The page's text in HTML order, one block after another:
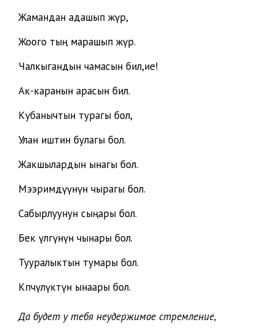
Жамандан адашып жүр,
Жоого тың марашып жүр.
Чалкыгандын чамасын бил,ие!
Ак-каранын арасын бил.
Кубанычтын турагы бол,
Улан иштин булагы бол.
Жакшылардын ынагы бол.
Мээримдүүнүн чырагы бол.
Сабырлуунун сыңары бол.
Бек үлгүнүн чынары бол.
Тууралыктын тумары бол.
Көпчүлүктүн ынаары бол.
Да будет у тебя неудержимое стремление,